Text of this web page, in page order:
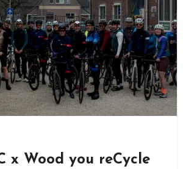
x Wood you reCycle